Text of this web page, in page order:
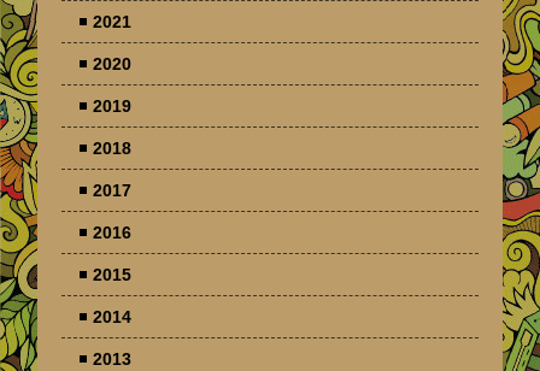
2021
2020
2019
2018
2017
2016
2015
2014
2013